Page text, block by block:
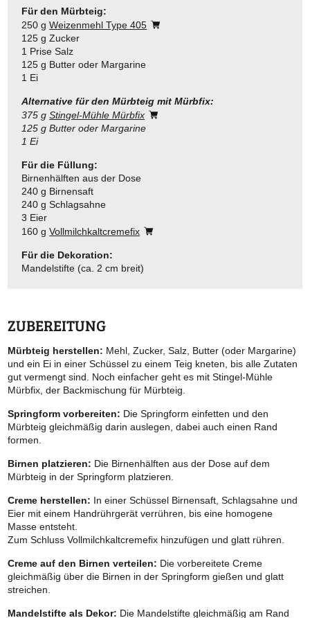
Für den Mürbteig:
250 gWeizenmehl Type 405
125 g Zucker
1 Prise Salz
125 g Butter oder Margarine
1 Ei
Alternative für den Mürbteigmit Mürbfix:
375 gStingel-Mühle Mürbfix
125 g Butter oder Margarine
1 Ei
Für die Füllung:
Birnenhälften aus der Dose
240 g Birnensaft
240 g Schlagsahne
3 Eier
160 gVollmilchkaltcremefix
Für die Dekoration:
Mandelstifte (ca. 2 cm breit)
ZUBEREITUNG
Mürbteig herstellen: Mehl, Zucker, Salz, Butter (oder Margarine)
und ein Ei in einer Schüssel zu einem Teig kneten, bis alle Zutaten
gut vermengt sind. Noch einfacher geht es mit Stingel-Mühle
Mürbfix, der Backmischung für Mürbteig.
Springform vorbereiten: Die Springform einfetten und den
Mürbteig gleichmäßig darin auslegen, dabei auch einen Rand
formen.
Birnen platzieren: Die Birnenhälften aus der Dose auf dem
Mürbteig in der Springform platzieren.
Creme herstellen: In einer Schüssel Birnensaft, Schlagsahne und
Eier mit einem Handrührgerät verrühren, bis eine homogene
Masse entsteht.
Zum Schluss Vollmilchkaltcremefix hinzufügen und glatt rühren.
Creme auf den Birnen verteilen: Die vorbereitete Creme
gleichmäßig über die Birnen in der Springform gießen und glatt
streichen.
Mandelstifte als Dekor: Die Mandelstifte gleichmäßig am Rand